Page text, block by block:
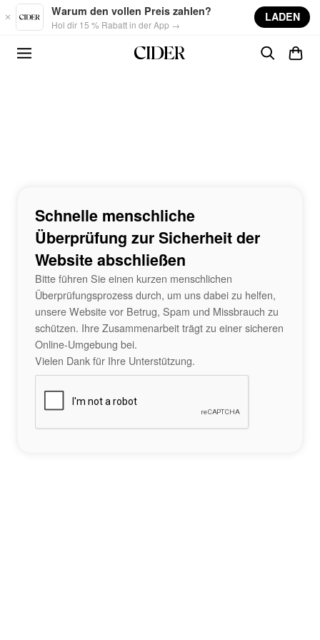
Skip to main content
Warum den vollen Preis zahlen?
Hol dir 15 % Rabatt in der App →
LADEN
Schnelle menschliche
Überprüfung zur Sicherheit der
Website abschließen
Bitte führen Sie einen kurzen menschlichen
Überprüfungsprozess durch, um uns dabei zu helfen,
unsere Website vor Betrug, Spam und Missbrauch zu
schützen. Ihre Zusammenarbeit trägt zu einer sicheren
Online-Umgebung bei.
Vielen Dank für Ihre Unterstützung.